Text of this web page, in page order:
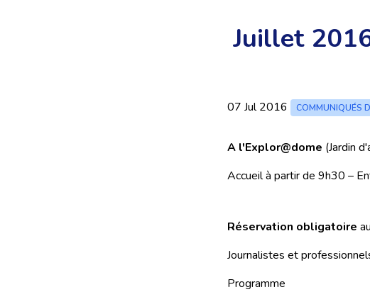
Juillet
07 Jul 2016 COMMUNIQUÉS
A l'Explor@dome (Jardin
Accueil à partir de 9h30 –
Réservation obligatoire
Journalistes et
Programme